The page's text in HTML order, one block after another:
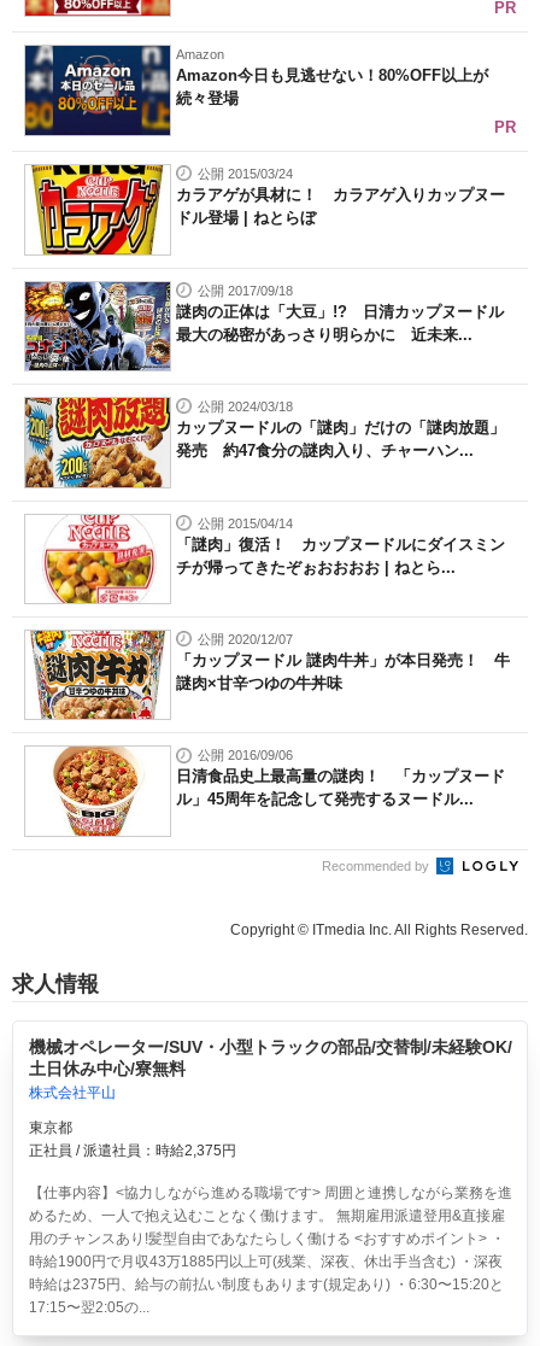
PR
Amazon
Amazon今日も見逃せない！80%OFF以上が
続々登場
PR
公開 2015/03/24
カラアゲが具材に！ カラアゲ入りカップヌー
ドル登場 | ねとらぼ
公開 2017/09/18
謎肉の正体は「大豆」!? 日清カップヌードル
最大の秘密があっさり明らかに 近未来...
公開 2024/03/18
カップヌードルの「謎肉」だけの「謎肉放題」
発売 約47食分の謎肉入り、チャーハン...
公開 2015/04/14
「謎肉」復活！ カップヌードルにダイスミン
チが帰ってきたぞぉおおおお | ねとら...
公開 2020/12/07
「カップヌードル 謎肉牛丼」が本日発売！ 牛
謎肉×甘辛つゆの牛丼味
公開 2016/09/06
日清食品史上最高量の謎肉！ 「カップヌード
ル」45周年を記念して発売するヌードル...
Recommended by
Copyright © ITmedia Inc. All Rights Reserved.
求人情報
機械オペレーター/SUV・小型トラックの部品/交替制/未経験OK/
土日休み中心/寮無料
株式会社平山
東京都
正社員 / 派遣社員：時給2,375円
【仕事内容】<協力しながら進める職場です> 周囲と連携しながら業務を進
めるため、一人で抱え込むことなく働けます。 無期雇用派遣登用&直接雇
用のチャンスあり!髪型自由であなたらしく働ける <おすすめポイント> ・
時給1900円で月収43万1885円以上可(残業、深夜、休出手当含む) ・深夜
時給は2375円、給与の前払い制度もあります(規定あり) ・6:30〜15:20と
17:15〜翌2:05の...